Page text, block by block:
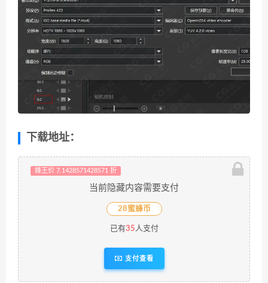
下载地址：
蜂王价 7.1428571428571 折
当前隐藏内容需要支付
28蜜蜂币
已有35人支付
支付查看